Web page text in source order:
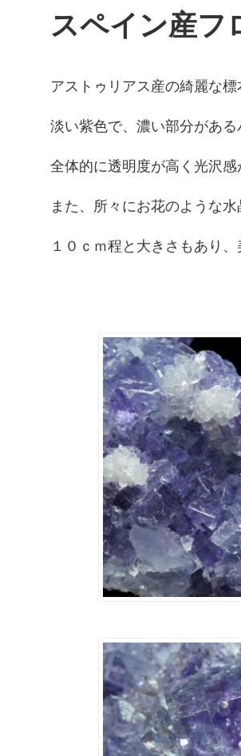
スペイン産フ
アストゥリアス産の綺麗な標
淡い紫色で、濃い部分がある
全体的に透明度が高く光沢感
また、所々にお花のような水
１０ｃｍ程と大きさもあり